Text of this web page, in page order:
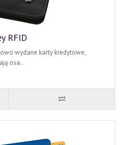
RFID
wydane karty kredytowe,
osa..